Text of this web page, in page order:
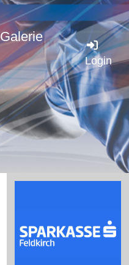
Galerie
Login